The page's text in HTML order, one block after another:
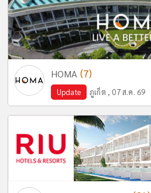
HOMA (7)
Update ภูเก็ต , 07 ส.ค. 69